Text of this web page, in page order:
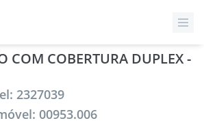
COM COBERTURA DUPLEX -
2327039
00953.006